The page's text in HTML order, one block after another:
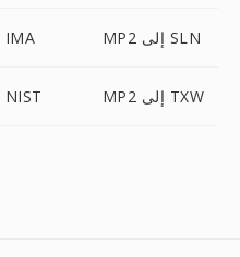
MP2 إلى IMA MP2 إلى SLN
MP2 إلى NIST MP2 إلى TXW